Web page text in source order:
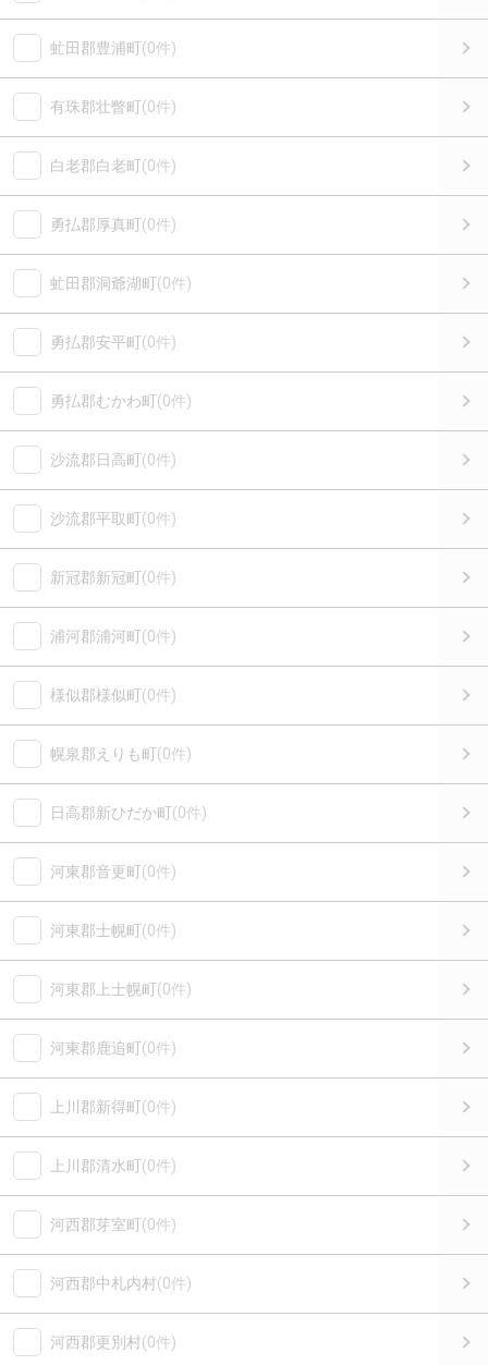
虻田郡豊浦町(0件)
有珠郡壮瞥町(0件)
白老郡白老町(0件)
勇払郡厚真町(0件)
虻田郡洞爺湖町(0件)
勇払郡安平町(0件)
勇払郡むかわ町(0件)
沙流郡日高町(0件)
沙流郡平取町(0件)
新冠郡新冠町(0件)
浦河郡浦河町(0件)
様似郡様似町(0件)
幌泉郡えりも町(0件)
日高郡新ひだか町(0件)
河東郡音更町(0件)
河東郡士幌町(0件)
河東郡上士幌町(0件)
河東郡鹿追町(0件)
上川郡新得町(0件)
上川郡清水町(0件)
河西郡芽室町(0件)
河西郡中札内村(0件)
河西郡更別村(0件)